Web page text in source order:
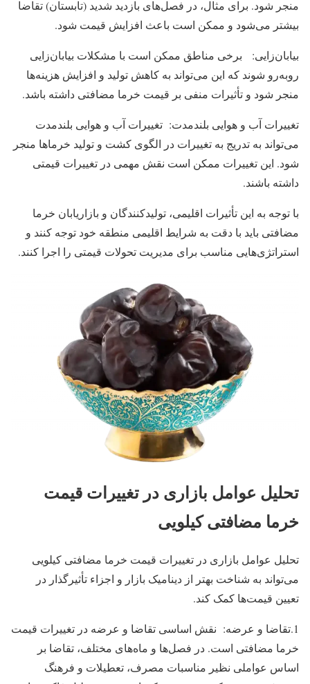
منجر شود. برای مثال، در فصل‌های بازدید شدید (تابستان) تقاضا
بیشتر می‌شود و ممکن است باعث افزایش قیمت شود.
بیابان‌زایی: برخی مناطق ممکن است با مشکلات بیابان‌زایی
روبه‌رو شوند که این می‌تواند به کاهش تولید و افزایش هزینه‌ها
منجر شود و تأثیرات منفی بر قیمت خرما مضافتی داشته باشد.
تغییرات آب و هوایی بلندمدت: تغییرات آب و هوایی بلندمدت
می‌تواند به تدریج به تغییرات در الگوی کشت و تولید خرماها منجر
شود. این تغییرات ممکن است نقش مهمی در تغییرات قیمتی
داشته باشند.
با توجه به این تأثیرات اقلیمی، تولیدکنندگان و بازاریابان خرما
مضافتی باید با دقت به شرایط اقلیمی منطقه خود توجه کنند و
استراتژی‌هایی مناسب برای مدیریت تحولات قیمتی را اجرا کنند.
تحلیل عوامل بازاری در تغییرات قیمت
خرما مضافتی کیلویی
تحلیل عوامل بازاری در تغییرات قیمت خرما مضافتی کیلویی
می‌تواند به شناخت بهتر از دینامیک بازار و اجزاء تأثیرگذار در
تعیین قیمت‌ها کمک کند.
1.تقاضا و عرضه: نقش اساسی تقاضا و عرضه در تغییرات قیمت
خرما مضافتی است. در فصل‌ها و ماه‌های مختلف، تقاضا بر
اساس عواملی نظیر مناسبات مصرف، تعطیلات و فرهنگ